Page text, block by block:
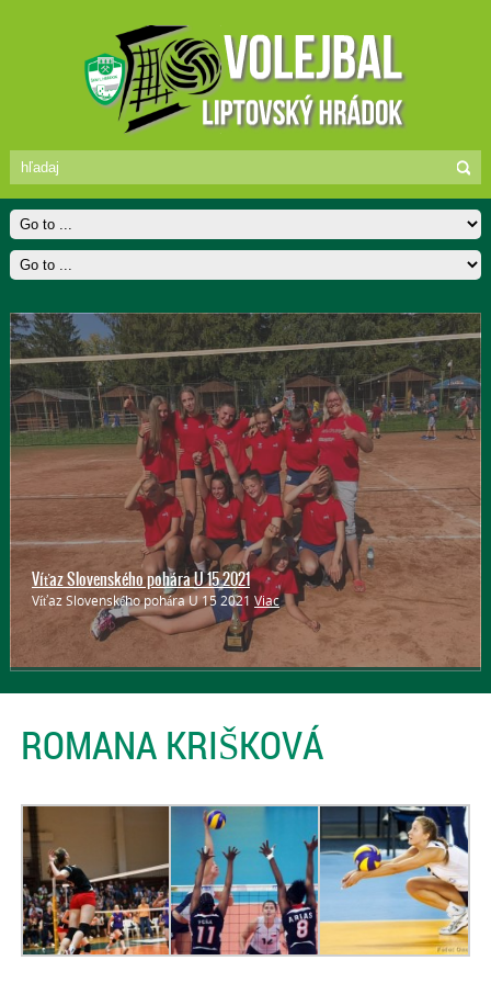
Víťaz Slovenského pohára U 15 2021
Víťaz Slovenského pohára U 15 2021 Viac
ROMANA KRIŠKOVÁ